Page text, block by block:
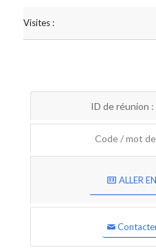
Visites :
ID de réunion :
Code / mot
ALLER